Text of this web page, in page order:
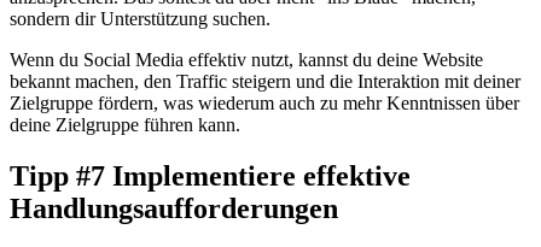
sondern dir Unterstützung suchen.
Wenn du Social Media effektiv nutzt, kannst du deine Website
bekannt machen, den Traffic steigern und die Interaktion mit deiner
Zielgruppe fördern, was wiederum auch zu mehr Kenntnissen über
deine Zielgruppe führen kann.
Tipp #7 Implementiere effektive
Handlungsaufforderungen